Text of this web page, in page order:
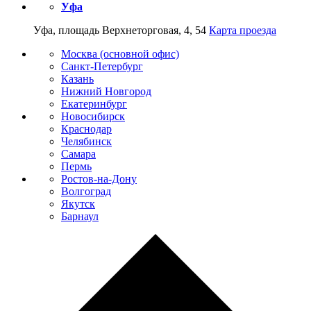
Уфа
Уфа, площадь Верхнеторговая, 4, 54 Карта проезда
Москва (основной офис)
Санкт-Петербург
Казань
Нижний Новгород
Екатеринбург
Новосибирск
Краснодар
Челябинск
Самара
Пермь
Ростов-на-Дону
Волгоград
Якутск
Барнаул